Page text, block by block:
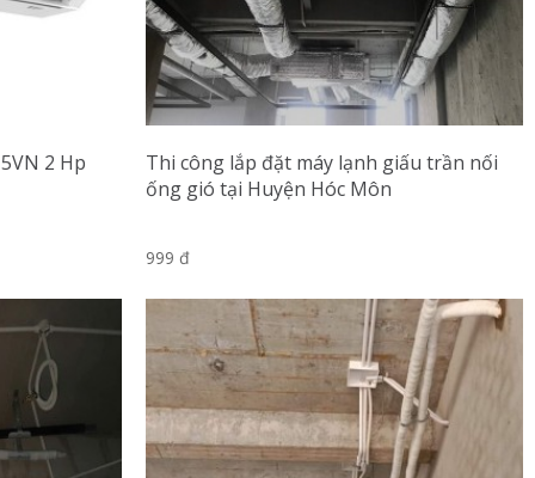
2 Hp
Thi công lắp đặt máy lạnh giấu trần nối
ống gió tại Huyện Hóc Môn
999 đ